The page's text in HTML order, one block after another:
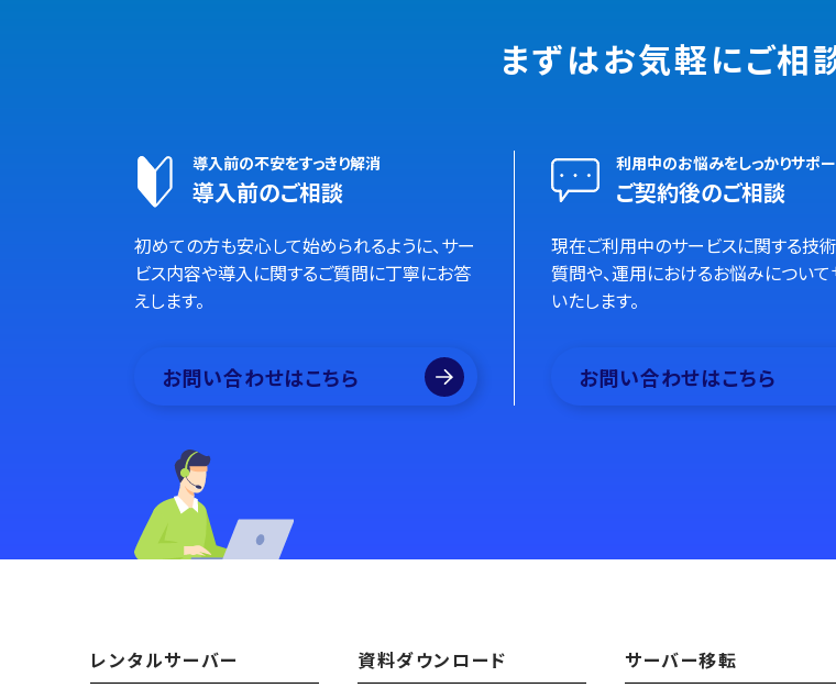
まずはお気軽にご相
導入前の不安をすっきり解消
導入前のご相談
初めての方も安心して始められるように、サー
ビス内容や導入に関するご質問に丁寧にお答
えします。
お問い合わせはこちら
利用中のお悩みをしっかりサポ
ご契約後のご相談
現在ご利用中のサービスに関する技
質問や、運用におけるお悩みについて
いたします。
お問い合わせはこちら
レンタルサーバー 資料ダウンロード サーバー移転